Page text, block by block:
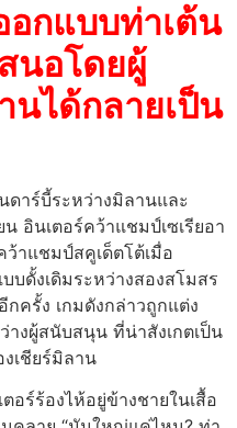
อกแบบท่าเต้น
นอโดยผู้
ได้กลายเป็น
ดาร์บี้ระหว่างมิลานและ
อินเตอร์คว้าแชมป์เซเรียอา
าแชมป์สคูเด็ตโต้เมื่อ
ดั้งเดิมระหว่างสองสโมสร
ครั้ง เกมดังกล่าวถูกแต่ง
งผู้สนับสนุน ที่น่าสังเกตเป็น
เชียร์มิลาน
อร์ร้องไห้อยู่ข้างชายในเสื้อ